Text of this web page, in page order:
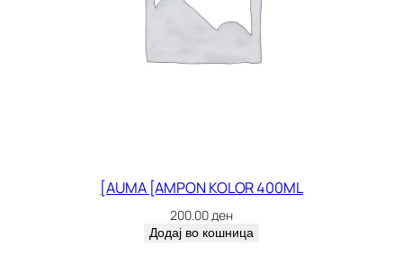
[AUMA [AMPON KOLOR 400ML
200.00ден
Додај во кошница